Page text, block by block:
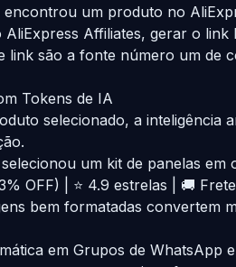
um produto no
Affiliates, gerar o
link são a fonte número um de
Tokens de IA
selecionado, a inteligência
um kit de panelas
OFF) | ⭐ 4.9 estrelas | 🚚
bem formatadas convertem
em Grupos de WhatsApp